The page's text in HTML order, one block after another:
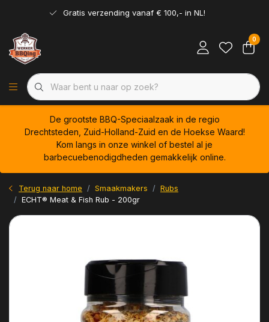
Gratis verzending vanaf € 100,- in NL!
0
De grootste BBQ-Speciaalzaak in de regio
Drechtsteden, Zuid-Holland-Zuid en de Hoekse Waard!
Kom langs in onze winkel of bestel al je
barbecuebenodigdheden gemakkelijk online.
Terug naar home Smaakmakers
Rubs
ECHT® Meat & Fish Rub - 200gr